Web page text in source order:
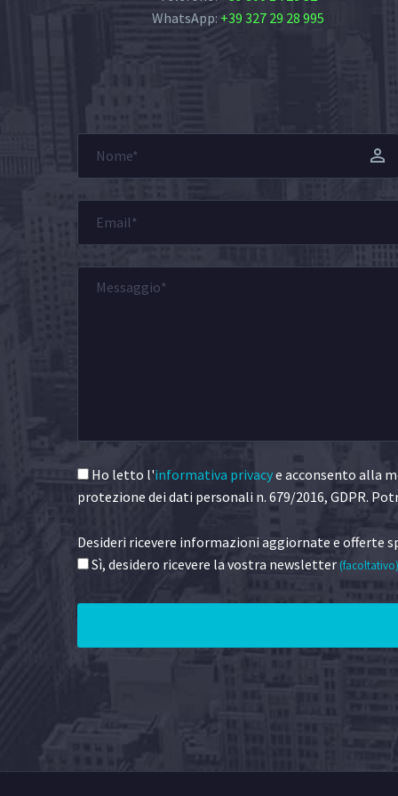
WhatsApp: +39 327 29 28 995
Ho letto l'informativa privacye acconsento alla
protezione dei dati personali n. 679/2016, GDPR.
Desideri ricevere informazioni aggiornate e offerte
Sì, desidero ricevere la vostra newsletter(facoltativo)